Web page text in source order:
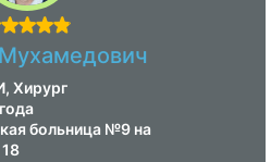
Хирург
больница №9 на